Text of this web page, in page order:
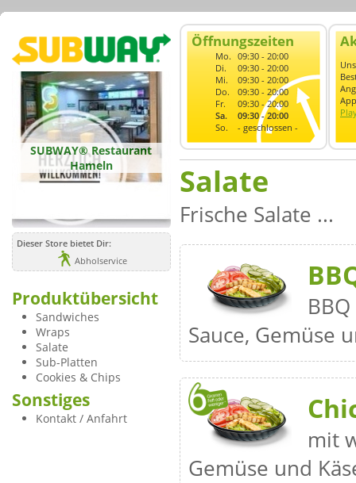
SUBWAY® Restaurant
Hameln
Dieser Store bietet Dir:
Abholservice
Produktübersicht
Sandwiches
Wraps
Salate
Sub-Platten
Cookies & Chips
Sonstiges
Kontakt / Anfahrt
Öffnungszeiten
Mo. 09:30 - 20:00
Di.
09:30 - 20:00
Mi.
09:30 - 20:00
Do.
09:30 - 20:00
Fr.
09:30 - 20:00
Sa.
09:30 - 20:00
So.
- geschlossen -
Salate
Frische Salate ...
Sauce, Gemüse
mit
Gemüse und